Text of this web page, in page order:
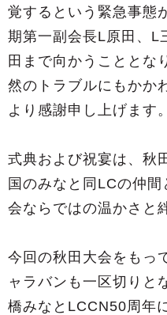
覚するという緊急事態
期第一副会長L原田、L
田まで向かうこととな
然のトラブルにもかか
より感謝申し上げます
式典および祝宴は、秋
国のみなと同LCの仲
会ならではの温かさと
今回の秋田大会をもっ
ャラバンも一区切りと
橋みなとLCCN50周年